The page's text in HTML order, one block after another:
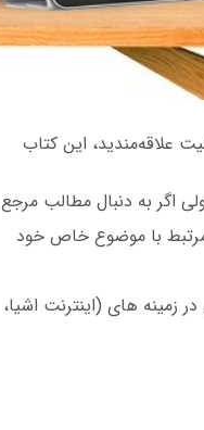
علاقه‌مندید، این کتاب
اگر به دنبال مطالب مرجع
با موضوع خاص خود
و به زبان انگلیسی در زمینه ‌های (اینترنت اشیا،